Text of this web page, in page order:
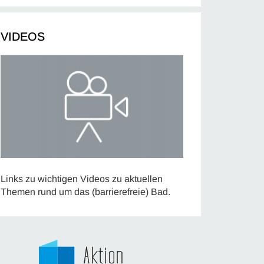
VIDEOS
Links zu wichtigen Videos zu aktuellen
Themen rund um das (barrierefreie) Bad.